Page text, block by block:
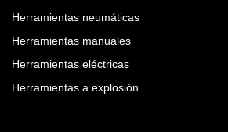
Herramientas neumáticas
Herramientas manuales
Herramientas eléctricas
Herramientas a explosión